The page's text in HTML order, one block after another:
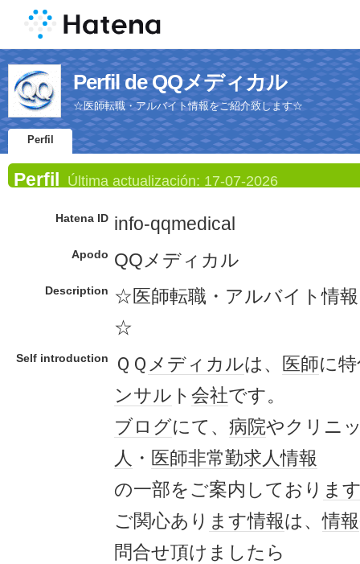
Perfil de QQメディカル
☆医師転職・アルバイト情報をご紹介致します☆
Perfil
Perfil Última actualización: 17-07-2026
Hatena ID info-qqmedical
Apodo QQメディカル
Description
☆医師転職・アルバイト情
☆
Self introduction ＱＱ メディカルは、 医師に
ンサル ト 会社です。
ブログにて、 病院やクリニ
人 ・ 医師非常勤求人情報
の一部をご案内しており ま
ご関心あり ます情報は、情報
問合せ頂けましたら